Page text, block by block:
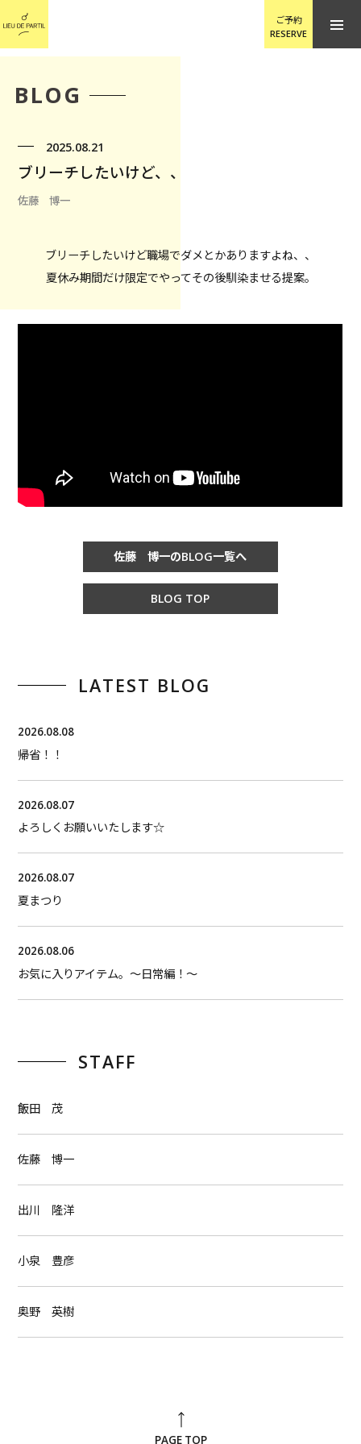
ご予約
RESERVE
BLOG
2025.08.21
ブリーチしたいけど、、
佐藤 博一
ブリーチしたいけど職場でダメとかありますよね、、
夏休み期間だけ限定でやってその後馴染ませる提案。
佐藤 博一のBLOG一覧へ
BLOG TOP
LATEST BLOG
2026.08.08
帰省！！
2026.08.07
よろしくお願いいたします☆
2026.08.07
夏まつり
2026.08.06
お気に入りアイテム。〜日常編！〜
STAFF
飯田 茂
佐藤 博一
出川 隆洋
小泉 豊彦
奥野 英樹
PAGE TOP